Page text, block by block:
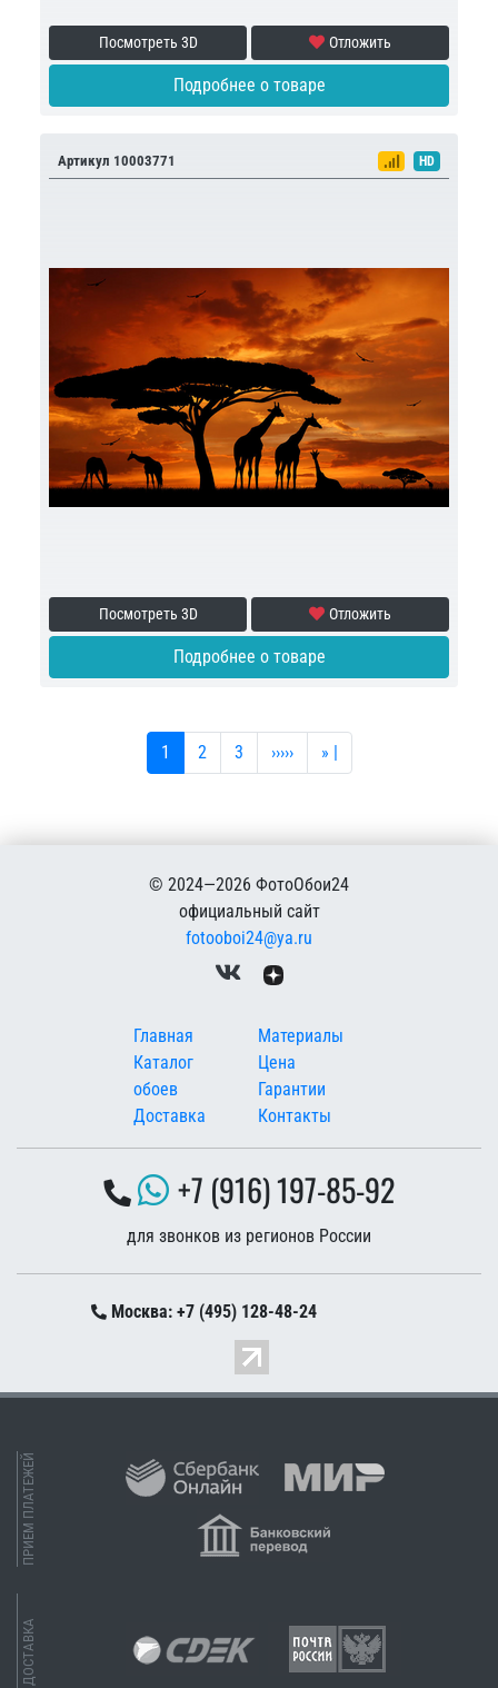
Посмотреть 3D Отложить
Подробнее о товаре
Артикул 10003771 HD
Посмотреть 3D Отложить
Подробнее о товаре
Текущая страница
1 Страница
2 Страница
3 Следующая страница
››››› Последняя страница
» |
© 2024—2026 ФотоОбои24
официальный сайт
fotooboi24@ya.ru
Меню в подвале
Главная
Каталог
обоев
Доставка
Материалы
Цена
Гарантии
Контакты
+7 (916) 197-85-92
для звонков из регионов России
Москва: +7 (495) 128-48-24
ПРИЕМ ПЛАТЕЖЕЙ
ДОСТАВКА